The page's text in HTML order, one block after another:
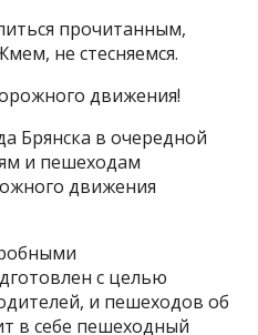
прочитанным,
не стесняемся.
движения!
Брянска в очередной
и пешеходам
движения
с целью
и пешеходов об
в себе пешеходный